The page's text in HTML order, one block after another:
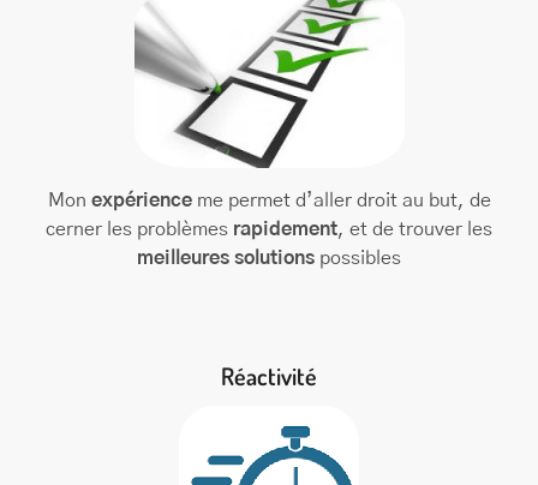
Mon expérienceme permet d’aller droit au but, de
cerner les problèmes rapidement, et de trouver les
meilleures solutions possibles
Réactivité